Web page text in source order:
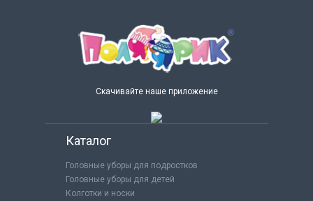
Скачивайте наше приложение
Каталог
Головные уборы для подростков
Головные уборы для детей
Колготки и носки